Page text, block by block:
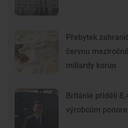
Přebytek
červnu
miliardy korun
Británie přidělí
výrobcům